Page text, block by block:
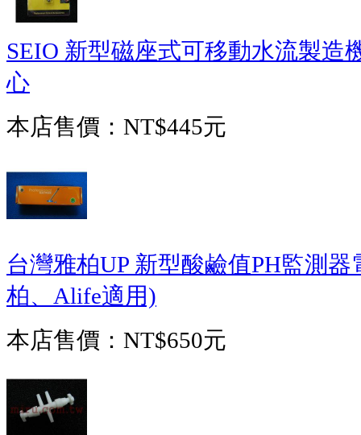
SEIO 新型磁座式可移動水流製造
心
本店售價： NT$445元
台灣雅柏UP 新型酸鹼值PH監測器
柏、Alife適用)
本店售價： NT$650元